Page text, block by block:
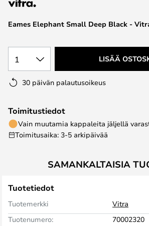
the
images
Eames Elephant Small Deep Black -
1 LISÄÄ
30 päivän palautusoikeus
Toimitustiedot
Vain muutamia kappaleita jäljellä
Toimitusaika: 3-5 arkipäivää
SAMANKALTAISIA
Tuotetiedot
Tuotemerkki
Vitra
Tuotenumero:
70002320